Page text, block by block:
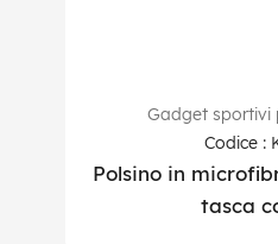
Gadget sportivi
Codice :
Polsino in
tasca